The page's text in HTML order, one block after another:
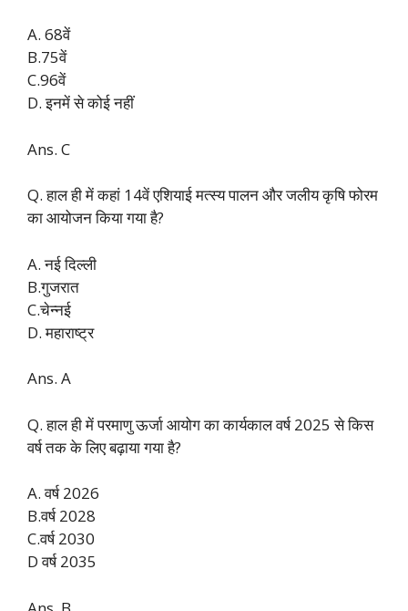
A. 68वें
B.75वें
C.96वें
D. इनमें से कोई नहीं
Ans. C
Q. हाल ही में कहां 14वें एशियाई मत्स्य पालन और जलीय कृषि फोरम
का आयोजन किया गया है?
A. नई दिल्ली
B.गुजरात
C.चेन्नई
D. महाराष्ट्र
Ans. A
Q. हाल ही में परमाणु ऊर्जा आयोग का कार्यकाल वर्ष 2025 से किस
वर्ष तक के लिए बढ़ाया गया है?
A. वर्ष 2026
B.वर्ष 2028
C.वर्ष 2030
D वर्ष 2035